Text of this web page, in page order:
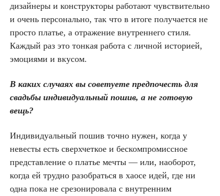
дизайнеры и конструкторы работают чувствительно
и очень персонально, так что в итоге получается не
просто платье, а отражение внутреннего стиля.
Каждый раз это тонкая работа с личной историей,
эмоциями и вкусом.
В каких случаях вы советуете предпочесть для
свадьбы индивидуальный пошив, а не готовую
вещь?
Индивидуальный пошив точно нужен, когда у
невесты есть сверхчеткое и бескомпромиссное
представление о платье мечты — или, наоборот,
когда ей трудно разобраться в хаосе идей, где ни
одна пока не срезонировала с внутренним